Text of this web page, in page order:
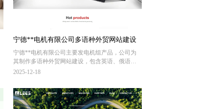
宁德**电机有限公司多语种外贸网站建设
宁德**电机有限公司主要发电机组产品，公司为
其制作多语种外贸网站建设，包含英语、俄语、
西班牙语、葡萄语、法语、阿拉伯语、土耳其语
索引擎优化推广。
2025-12-18